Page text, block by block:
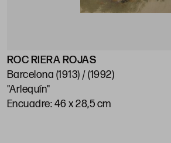
ROC RIERA ROJAS
Barcelona (1913) / (1992)
"Arlequín"
Encuadre: 46 x 28,5 cm